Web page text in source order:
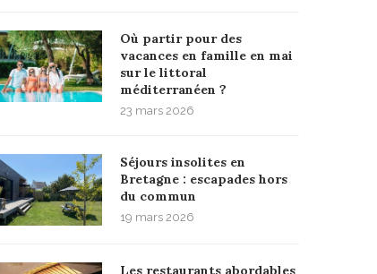
Où partir pour des
vacances en famille en mai
sur le littoral
méditerranéen ?
23 mars 2026
Séjours insolites en
Bretagne : escapades hors
du commun
19 mars 2026
Les restaurants abordables